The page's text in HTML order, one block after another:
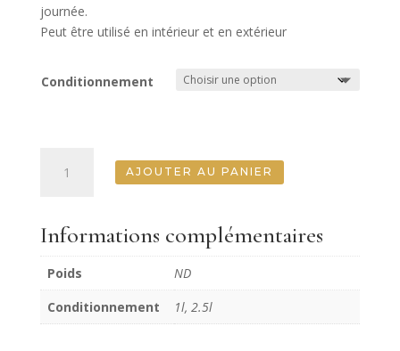
journée.
Peut être utilisé en intérieur et en extérieur
Conditionnement
du
Japon
AJOUTER AU PANIER
Informations complémentaires
Poids
ND
Conditionnement
1l, 2.5l